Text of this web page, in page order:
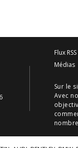
Flux RSS
Médias
Sur le
Avec